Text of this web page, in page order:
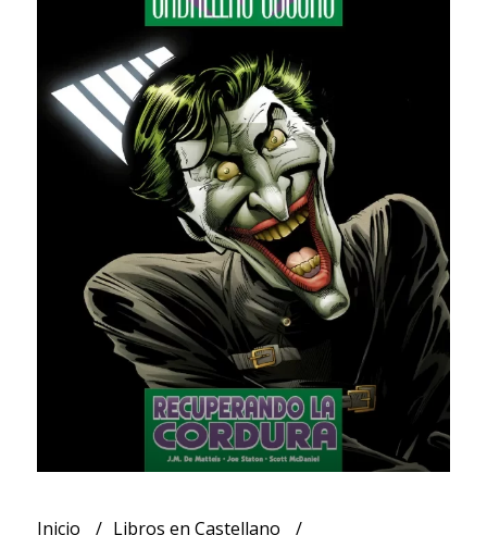
Inicio
Libros en Castellano